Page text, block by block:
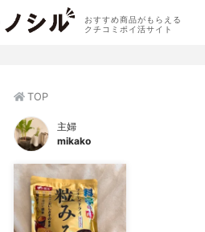
おすすめ商品がもらえる
クチコミポイ活サイト
TOP
主婦
mikako